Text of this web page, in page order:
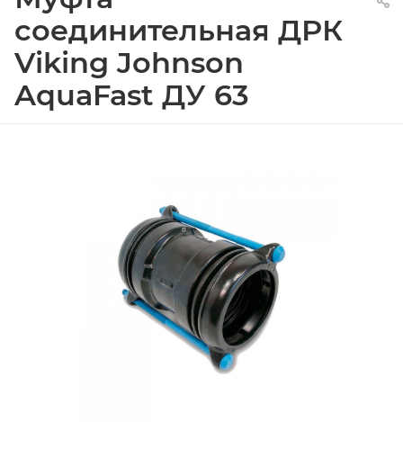
соединительная ДРК
Viking Johnson
AquaFast ДУ 63